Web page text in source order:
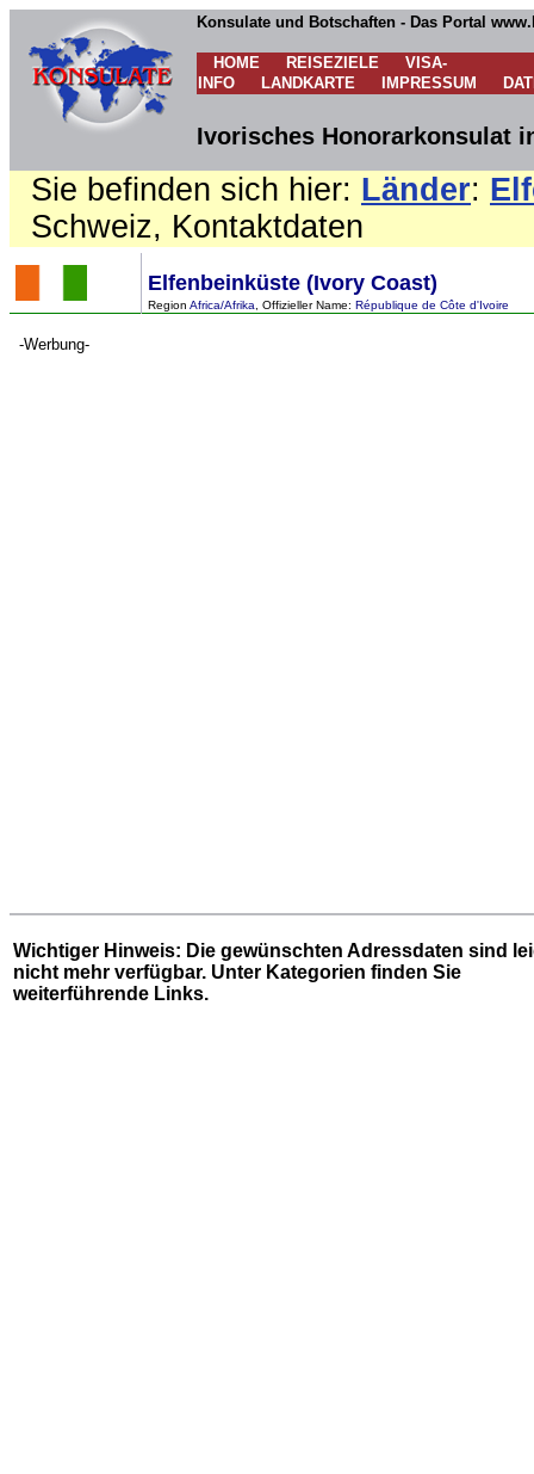
Konsulate und Botschaften - Das Portal
HOME REISEZIELE
VISA-
INFO
LANDKARTE IMPRESSUM
Ivorisches Honorarkonsulat
Sie befinden sich hier: Länder:
Schweiz, Kontaktdaten
Elfenbeinküste (Ivory Coast)
Region Africa/Afrika , Offizieller Name: République de Côte d'Ivoire
-Werbung-
Wichtiger Hinweis: Die gewünschten Adressdaten sind
nicht mehr verfügbar. Unter Kategorien finden Sie
weiterführende Links.